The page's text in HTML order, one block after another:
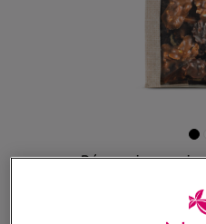
Découvrir ce qui